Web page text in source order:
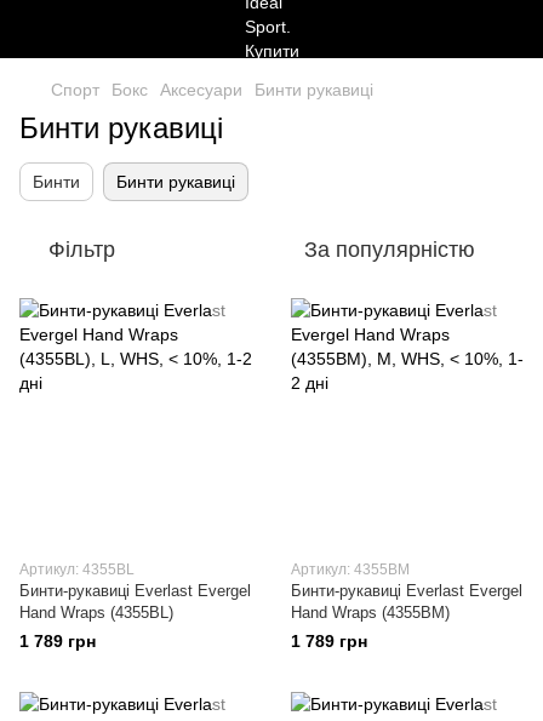
Спорт Бокс Аксесуари Бинти рукавиці
Бинти рукавиці
Бинти Бинти рукавиці
Фільтр За популярністю
Артикул: 4355BL
Бинти-рукавиці Everlast Evergel
Hand Wraps (4355BL)
1 789 грн
Артикул: 4355BM
Бинти-рукавиці Everlast Evergel
Hand Wraps (4355BM)
1 789 грн